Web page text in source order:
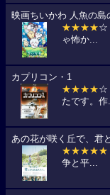
映画ちいかわ 人魚の島
★★★★☆
ゃ怖か...
カプリコン・1
★★★★☆
たです。作
あの花が咲く丘で、君
★★★★★
争と平...